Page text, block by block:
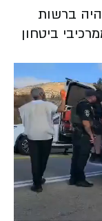
שהיה ברשות
ביטחון